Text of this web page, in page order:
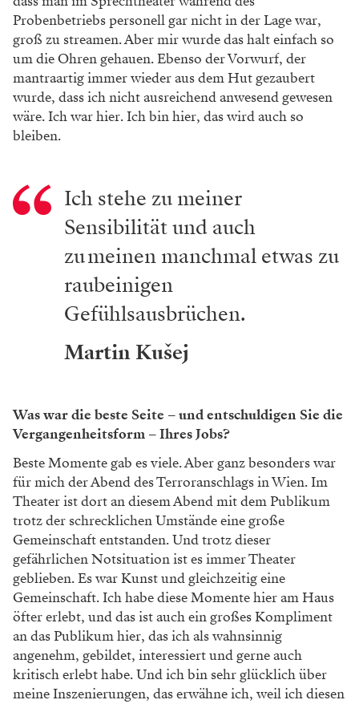
Probenbetriebs personell gar nicht in der Lage war,
groß zu streamen. Aber mir wurde das halt einfach so
um die Ohren gehauen. Ebenso der Vorwurf, der
mantraartig immer wieder aus dem Hut gezaubert
wurde, dass ich nicht ausreichend anwesend gewesen
wäre. Ich war hier. Ich bin hier, das wird auch so
bleiben.
Ich stehe zu meiner
Sensibilität und auch
zu meinen manchmal etwas zu
raubeinigen
Gefühlsausbrüchen.
Martin Kušej
Was war die beste Seite – und entschuldigen Sie die
Vergangenheitsform – Ihres Jobs?
Beste Momente gab es viele. Aber ganz besonders war
für mich der Abend des Terroranschlags in Wien. Im
Theater ist dort an diesem Abend mit dem Publikum
trotz der schrecklichen Umstände eine große
Gemeinschaft entstanden. Und trotz dieser
gefährlichen Notsituation ist es immer Theater
geblieben. Es war Kunst und gleichzeitig eine
Gemeinschaft. Ich habe diese Momente hier am Haus
öfter erlebt, und das ist auch ein großes Kompliment
an das Publikum hier, das ich als wahnsinnig
angenehm, gebildet, interessiert und gerne auch
kritisch erlebt habe. Und ich bin sehr glücklich über
meine Inszenierungen, das erwähne ich, weil ich diesen